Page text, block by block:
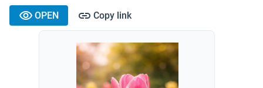
OPEN Copy link